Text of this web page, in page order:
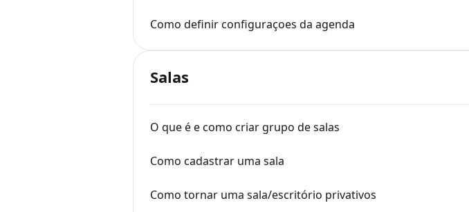
Como definir configuraçoes da agenda
Salas
O que é e como criar grupo de salas
Como cadastrar uma sala
Como tornar uma sala/escritório privativos